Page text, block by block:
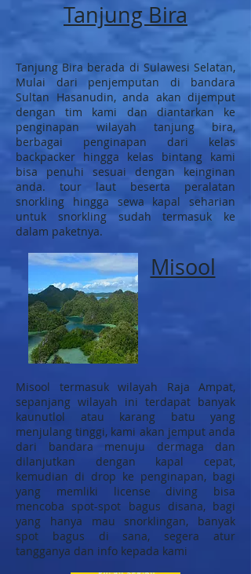
Tanjung Bira
Tanjung Bira berada di Sulawesi Selatan,
Mulai dari penjemputan di bandara
Sultan Hasanudin, anda akan dijemput
dengan tim kami dan diantarkan ke
penginapan wilayah tanjung bira,
berbagai penginapan dari kelas
backpacker hingga kelas bintang kami
bisa penuhi sesuai dengan keinginan
anda. tour laut beserta peralatan
snorkling hingga sewa kapal seharian
untuk snorkling sudah termasuk ke
dalam paketnya.
Misool
Misool termasuk wilayah Raja Ampat,
sepanjang wilayah ini terdapat banyak
kaunutlol atau karang batu yang
menjulang tinggi, kami akan jemput anda
dari bandara menuju dermaga dan
dilanjutkan dengan kapal cepat,
kemudian di drop ke penginapan, bagi
yang memliki license diving bisa
mencoba spot-spot bagus disana, bagi
yang hanya mau snorklingan, banyak
spot bagus di sana, segera atur
tangganya dan info kepada kami